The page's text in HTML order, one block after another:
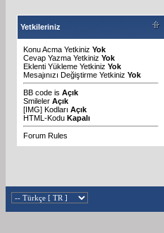
Yetkileriniz
Konu Acma Yetkiniz Yok
Cevap Yazma Yetkiniz Yok
Eklenti Yükleme Yetkiniz Yok
Mesajınızı Değiştirme Yetkiniz Yok
BB code is Açık
Smileler Açık
[IMG] Kodları Açık
HTML-Kodu Kapalı
Forum Rules